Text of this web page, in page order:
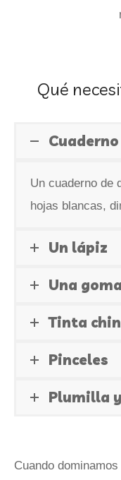
Qué
Un cuaderno de
hojas blancas,
Un lápiz
Una goma
Tinta
Pinceles
Plumilla
Cuando